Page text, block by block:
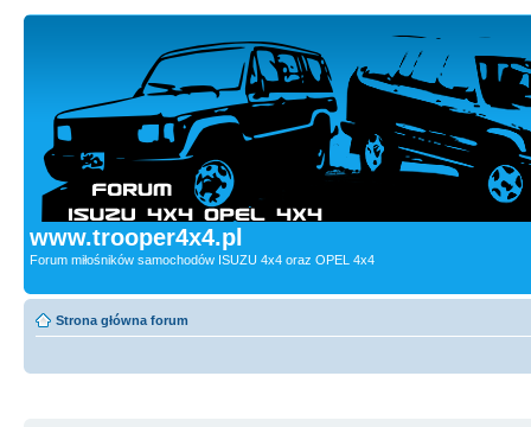
www.trooper4x4.pl
Forum miłośników samochodów ISUZU 4x4 oraz OPEL 4x4
Strona główna forum